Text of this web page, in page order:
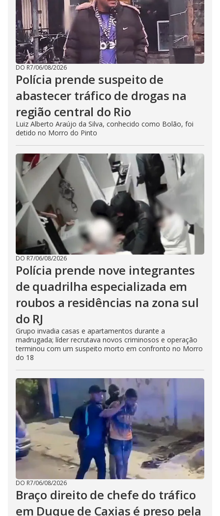
DO R7/06/08/2026
Polícia prende suspeito de
abastecer tráfico de drogas na
região central do Rio
Luiz Alberto Araújo da Silva, conhecido como Bolão, foi
detido no Morro do Pinto
DO R7/06/08/2026
Polícia prende nove integrantes
de quadrilha especializada em
roubos a residências na zona sul
do RJ
Grupo invadia casas e apartamentos durante a
madrugada; líder recrutava novos criminosos e operação
terminou com um suspeito morto em confronto no Morro
do 18
DO R7/06/08/2026
Braço direito de chefe do tráfico
em Duque de Caxias é preso pela